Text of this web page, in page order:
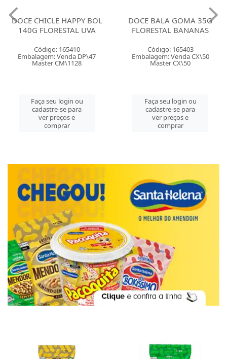
DOCE CHICLE HAPPY BOL
140G FLORESTAL UVA
Código: 165410
Embalagem: Venda DP\47
Master CM\1128
Faça seu login ou
cadastre-se para
ver preços e
comprar
DOCE BALA GOMA 35G
FLORESTAL BANANAS
Código: 165403
Embalagem: Venda CX\50
Master CX\50
Faça seu login ou
cadastre-se para
ver preços e
comprar